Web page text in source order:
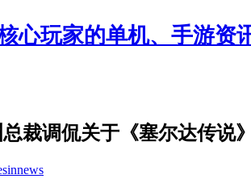
心玩家的单机、手游资
裁调侃关于《塞尔达传说